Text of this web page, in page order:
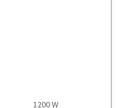
1200 W